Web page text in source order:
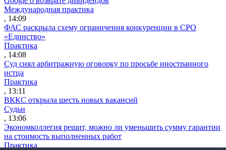
Международная практика
, 14:09
ФАС раскрыла схему ограничения конкуренции в СРО
«Единство»
Практика
, 14:08
Суд снял арбитражную оговорку по просьбе иностранного
истца
Практика
, 13:11
ВККС открыла шесть новых вакансий
Судьи
, 13:06
Экономколлегия решит, можно ли уменьшить сумму гарантии
на стоимость выполненных работ
Практика